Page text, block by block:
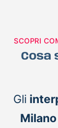
SCOPRI
Cosa
Gli
Milano